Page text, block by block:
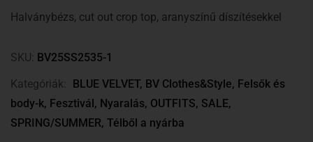
Halványbézs, cut out crop top, aranyszínű díszítésekkel
SKU: BV25SS2535-1
Kategóriák:
BLUE VELVET, BV Clothes&Style, Felsők és
body-k, Fesztivál, Nyaralás, OUTFITS, SALE,
SPRING/SUMMER, Télből a nyárba